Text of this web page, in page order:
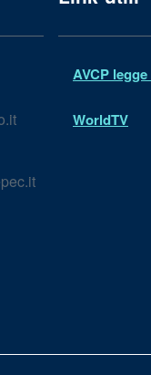
AVCP legge
WorldTV